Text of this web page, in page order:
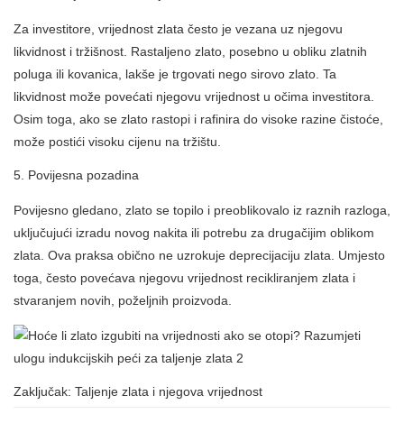
Za investitore, vrijednost zlata često je vezana uz njegovu
likvidnost i tržišnost. Rastaljeno zlato, posebno u obliku zlatnih
poluga ili kovanica, lakše je trgovati nego sirovo zlato. Ta
likvidnost može povećati njegovu vrijednost u očima investitora.
Osim toga, ako se zlato rastopi i rafinira do visoke razine čistoće,
može postići visoku cijenu na tržištu.
5. Povijesna pozadina
Povijesno gledano, zlato se topilo i preoblikovalo iz raznih razloga,
uključujući izradu novog nakita ili potrebu za drugačijim oblikom
zlata. Ova praksa obično ne uzrokuje deprecijaciju zlata. Umjesto
toga, često povećava njegovu vrijednost recikliranjem zlata i
stvaranjem novih, poželjnih proizvoda.
Zaključak: Taljenje zlata i njegova vrijednost